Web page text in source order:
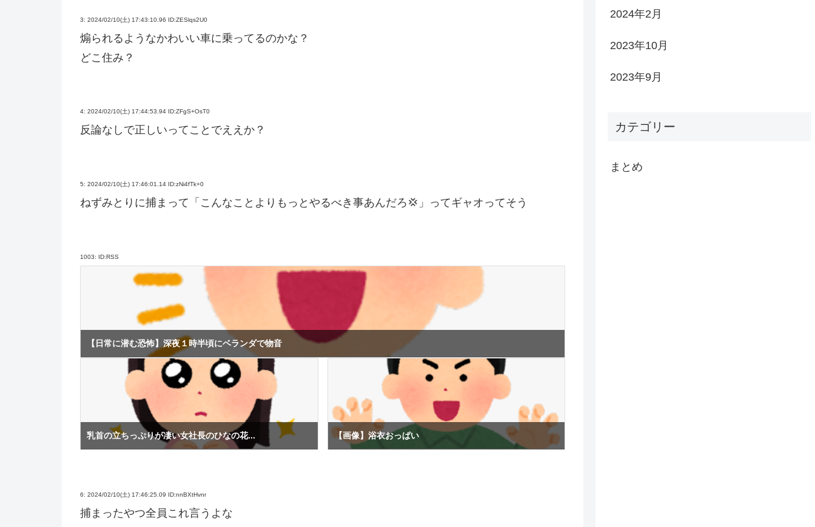
3: 2024/02/10(土) 17:43:10.96 ID:ZESlqs2U0
煽られるようなかわいい車に乗ってるのかな？
どこ住み？
4: 2024/02/10(土) 17:44:53.94 ID:ZFgS+OsT0
反論なしで正しいってことでええか？
5: 2024/02/10(土) 17:46:01.14 ID:zNi4fTk+0
ねずみとりに捕まって「こんなことよりもっとやるべき事あんだろ💢」ってギャオってそう
1003: ID:RSS
【日常に潜む恐怖】深夜１時半頃にベランダで物音
乳首の立ちっぷりが凄い女社長のひなの花... 【画像】浴衣おっぱい
6: 2024/02/10(土) 17:46:25.09 ID:nnBXtHvnr
捕まったやつ全員これ言うよな
2024年2月
2023年10月
2023年9月
カテゴリー
まとめ